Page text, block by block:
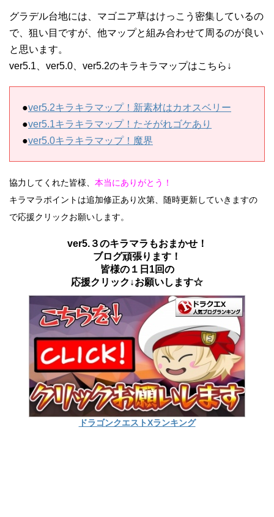
グラデル台地には、マゴニア草はけっこう密集しているの
で、狙い目ですが、他マップと組み合わせて周るのが良い
と思います。
ver5.1、ver5.0、ver5.2のキラキラマップはこちら↓
●ver5.2キラキラマップ！新素材はカオスベリー
●ver5.1キラキラマップ！たそがれゴケあり
●ver5.0キラキラマップ！魔界
協力してくれた皆様、 本当にありがとう！
キラマラポイントは追加修正あり次第、随時更新していきますの
で応援クリックお願いします。
ver5.３のキラマラもおまかせ！
ブログ頑張ります！
皆様の１日1回の
応援クリック↓お願いします☆
ドラゴンクエストXランキング